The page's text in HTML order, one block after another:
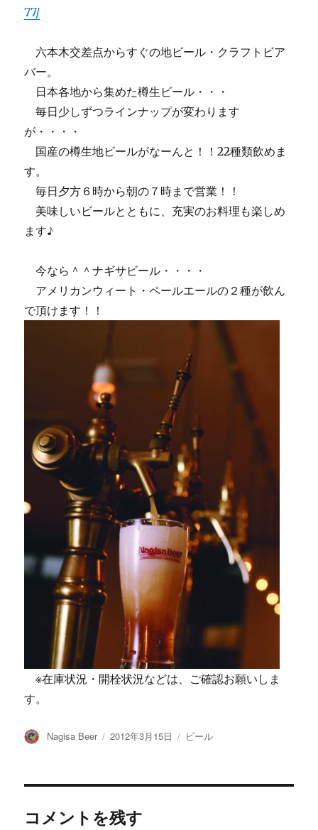
77/
六本木交差点からすぐの地ビール・クラフトビア
バー。
日本各地から集めた樽生ビール・・・
毎日少しずつラインナップが変わります
が・・・・
国産の樽生地ビールがなーんと！！22種類飲めま
す。
毎日夕方６時から朝の７時まで営業！！
美味しいビールとともに、充実のお料理も楽しめ
ます♪
今なら＾＾ナギサビール・・・・
アメリカンウィート・ペールエールの２種が飲ん
で頂けます！！
※在庫状況・開栓状況などは、ご確認お願いしま
す。
投
Nagisa Beer
投
2012年3月15日
カ
ビール
コメントを残す